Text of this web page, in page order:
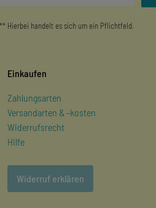
** Hierbei handelt es sich um ein Pflichtfeld.
Einkaufen
Zahlungsarten
Versandarten & -kosten
Widerrufsrecht
Hilfe
Widerruf erklären